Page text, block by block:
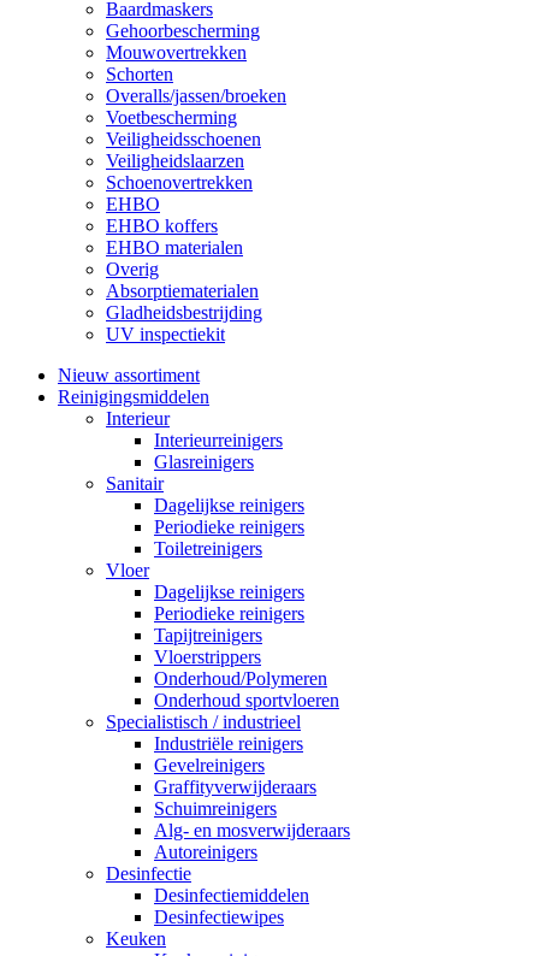
Baardmaskers
Gehoorbescherming
Mouwovertrekken
Schorten
Overalls/jassen/broeken
Voetbescherming
Veiligheidsschoenen
Veiligheidslaarzen
Schoenovertrekken
EHBO
EHBO koffers
EHBO materialen
Overig
Absorptiematerialen
Gladheidsbestrijding
UV inspectiekit
Nieuw assortiment
Reinigingsmiddelen
Interieur
Interieurreinigers
Glasreinigers
Sanitair
Dagelijkse reinigers
Periodieke reinigers
Toiletreinigers
Vloer
Dagelijkse reinigers
Periodieke reinigers
Tapijtreinigers
Vloerstrippers
Onderhoud/Polymeren
Onderhoud sportvloeren
Specialistisch / industrieel
Industriële reinigers
Gevelreinigers
Graffityverwijderaars
Schuimreinigers
Alg- en mosverwijderaars
Autoreinigers
Desinfectie
Desinfectiemiddelen
Desinfectiewipes
Keuken